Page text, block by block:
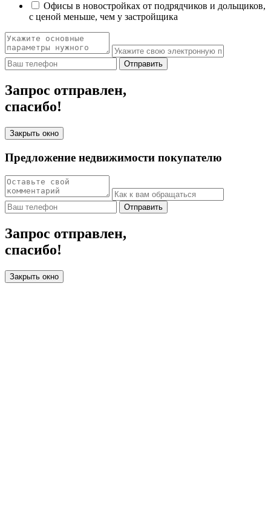
Офисы в новостройках от подрядчиков и дольщиков,
с ценой меньше, чем у застройщика
Отправить
Запрос отправлен,
спасибо!
Закрыть окно
Предложение недвижимости покупателю
Отправить
Запрос отправлен,
спасибо!
Закрыть окно